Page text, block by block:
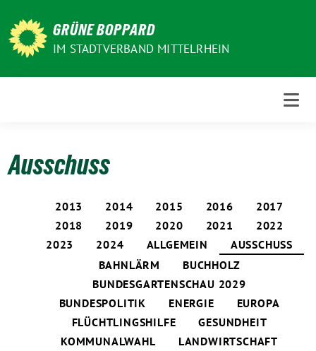
zum
Inhalt
GRÜNE BOPPARD
IM STADTVERBAND MITTELRHEIN
Ausschuss
2013 2014 2015 2016
2017
2018
2019 2020 2021
2022
2023
2024 ALLGEMEIN
AUSSCHUSS
BAHNLÄRM
BUCHHOLZ
BUNDESGARTENSCHAU 2029
BUNDESPOLITIK
ENERGIE
EUROPA
FLÜCHTLINGSHILFE
GESUNDHEIT
KOMMUNALWAHL
LANDWIRTSCHAFT